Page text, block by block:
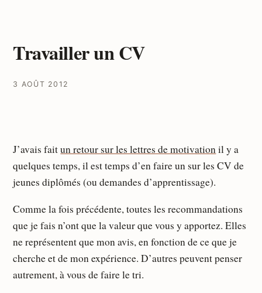
Travailler un CV
3 AOÛT 2012
J’avais faitun retour sur les lettres de motivationil y a
quelques temps, il est temps d’en faire un sur les CV de
jeunes diplômés (ou demandes d’apprentissage).
Comme la fois précédente, toutes les recommandations
que je fais n’ont que la valeur que vous y apportez. Elles
ne représentent que mon avis, en fonction de ce que je
cherche et de mon expérience. D’autres peuvent penser
autrement, à vous de faire le tri.